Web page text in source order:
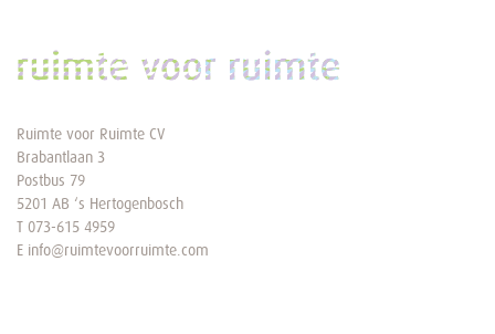
Ruimte voor Ruimte CV
Brabantlaan 3
Postbus 79
5201 AB ‘s Hertogenbosch
073-615 4959
E info@ruimtevoorruimte.com